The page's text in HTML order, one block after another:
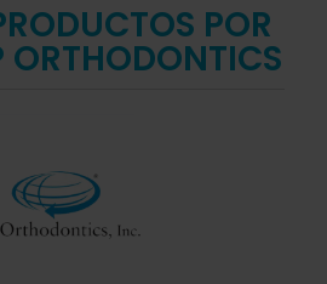
POR
ORTHODONTICS